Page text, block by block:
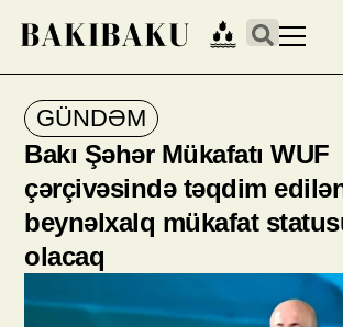
GÜNDƏM
Bakı Şəhər Mükafatı WUF
çərçivəsində təqdim
beynəlxalq mükafat
olacaq